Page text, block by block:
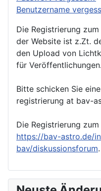
Benutzername
Die Registrierung
der Website ist z.Zt.
den Upload von
für Veröffentlichungen.
Bitte schicken Sie
registrierung at bav-
Die Registrierung
https://bav-astro.de/
bav/diskussionsforum.